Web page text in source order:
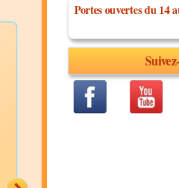
Tutoriel Salsa
Cubaine débutants
Discipline:Salsa Cubaine
Débutants
Portes ouvertes du 14